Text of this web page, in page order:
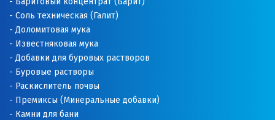
Соль техническая (Галит)
Доломитовая мука
Известняковая мука
Добавки для буровых растворов
Буровые растворы
Раскислитель почвы
Премиксы (Минеральные добавки)
Камни для бани